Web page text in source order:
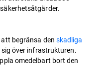
begränsa den skadliga
över infrastrukturen.
omedelbart bort den